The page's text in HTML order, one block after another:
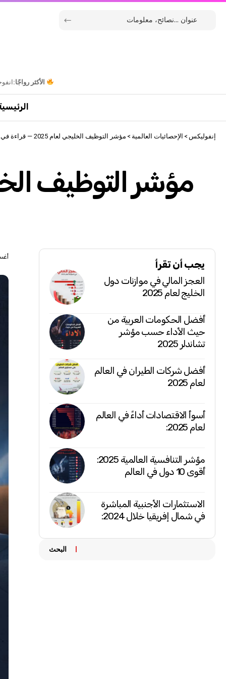
الأكثر رواجًا:
إنفوليكس > الإحصائيات العالمية > مؤشر التوظيف الخليجي لعام 2025 — قراءة في فرص النمو والتحديات المتوقعة
يجب أن تقرأ
العجز المالي في موازنات دول
الخليج لعام 2025
أفضل الحكومات العربية من
حيث الأداء حسب مؤشر
تشاندلر 2025
أفضل شركات الطيران في العالم
لعام 2025
أسوأ الاقتصادات أداءً في العالم
لعام 2025:
مؤشر التنافسية العالمية 2025:
أقوى 10 دول في العالم
الاستثمارات الأجنبية المباشرة
في شمال إفريقيا خلال 2024:
البحث